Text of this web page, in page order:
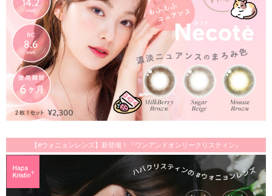
【#ウォニョンレンズ】新登場！『ワンアンドオンリークリスティン』